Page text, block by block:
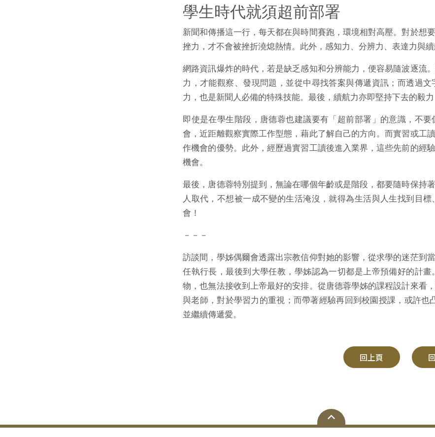
學生時代就須超前部署
新聞和傳播這一行，每天都在與時間賽跑，環境相對高壓。對於想
挫力，才不會被挫折澆熄熱情。此外，感知力、分辨力、表達力與
網路資訊爆炸的時代，若是缺乏感知和分辨能力，便容易隨波逐流
力，才能觀察、發現問題，並從中尋找答案與傳遞資訊；而透過
力，也是新聞人必備的特殊技能。最後，續航力亦即堅持下去的毅
即使是在學生階段，唐德蓉也建議要有「超前部署」的意識，不
會，近距離觀察實際工作型態，藉此了解自己的方向。而實習或工
作機會的優勢。此外，經歷過實習工讀後進入業界，這些先前的經
機會。
最後，唐德蓉特別提到，無論在哪個年齡或是階段，都要隨時保持
人取代，不想被一成不變的生活淹沒，就得為生活與人生找到目
會！
－－－
訪談間，學姊偶爾會透露出宗教信仰對她的影響，從求學的迷茫到
任執行長，最後到大學任教，學姊認為一切都是上帝預備好的計
物，也無法接收到上帝最好的安排。從唐德蓉學姊的課程設計來看
與老師，對於學習力的重視；而帶著經驗再回到校園授課，或許
並繼續傳遞愛。
回上頁